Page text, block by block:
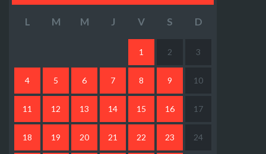
L M M J V S D
1 2 3
4 5 6 7 8 9 10
11 12 13 14 15 16 17
18 19 20 21 22 23 24